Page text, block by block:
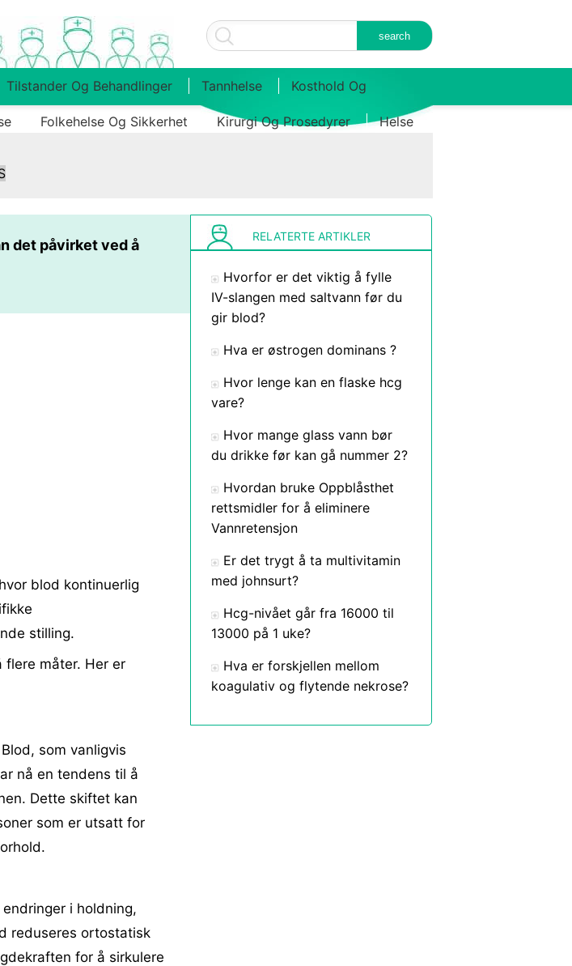
Tilstander Og Behandlinger Tannhelse Kosthold Og
Folkehelse Og Sikkerhet Kirurgi Og Prosedyrer Helse
det påvirket ved å
blod kontinuerlig
stilling.
flere måter. Her er
som vanligvis
nå en tendens til å
Dette skiftet kan
som er utsatt for
i holdning,
reduseres ortostatisk
for å sirkulere
RELATERTE ARTIKLER
Hvorfor er det viktig å fylle
IV-slangen med saltvann før du
gir blod?
Hva er østrogen dominans ?
Hvor lenge kan en flaske hcg
vare?
Hvor mange glass vann bør
du drikke før kan gå nummer 2?
Hvordan bruke Oppblåsthet
rettsmidler for å eliminere
Vannretensjon
Er det trygt å ta multivitamin
med johnsurt?
Hcg-nivået går fra 16000 til
13000 på 1 uke?
Hva er forskjellen mellom
koagulativ og flytende nekrose?